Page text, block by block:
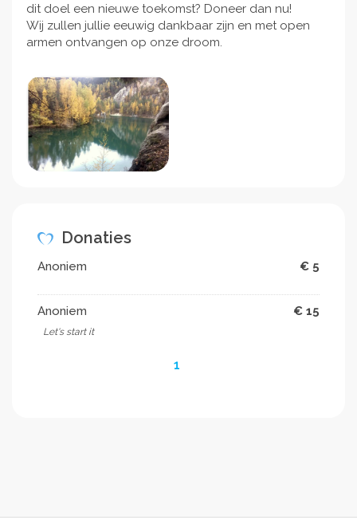
dit doel een nieuwe toekomst? Doneer dan nu!
Wij zullen jullie eeuwig dankbaar zijn en met open
armen ontvangen op onze droom.
Donaties
Anoniem € 5
Anoniem € 15
Let's start it
1